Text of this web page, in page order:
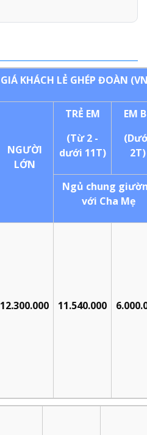
GIÁ KHÁCH LẺ GHÉP ĐOÀN
NGƯỜI
LỚN
TRẺ EM
(Từ 2 -
dưới 11T)
EM
2T)
Ngủ chung
với Cha Mẹ
12.300.000 11.540.000